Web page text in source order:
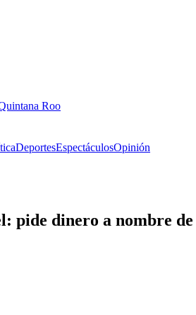
Roo
DeportesEspectáculosOpinión
dinero a nombre